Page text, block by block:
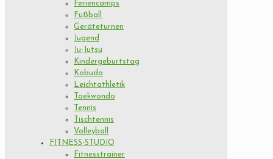
Feriencamps
Fußball
Geräteturnen
Jugend
Ju-Jutsu
Kindergeburtstag
Kobudo
Leichtathletik
Taekwondo
Tennis
Tischtennis
Volleyball
FITNESS-STUDIO
Fitnesstrainer